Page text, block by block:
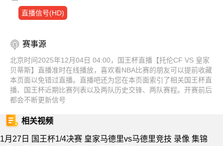
直播信号(HD)
赛事源
北京时间2025年12月04日 04:00，国王杯直播【托伦CF VS 皇家
贝蒂斯】直播准时在线播放，喜欢看NBA比赛的朋友可以提前收藏
本页面以免错过直播。直播吧还为您在本页面索引了相关国王杯直
播、国王杯近期比赛列表以及两队历史交锋、两队赛程。开赛前后
都会不断更新信号
相关视频
1月27日 国王杯1/4决赛 皇家马德里vs马德里竞技 录像 集锦